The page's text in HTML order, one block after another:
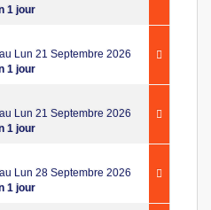
1 jour
Lun 21 Septembre 2026
1 jour
Lun 21 Septembre 2026
1 jour
Lun 28 Septembre 2026
1 jour